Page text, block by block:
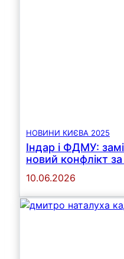
НОВИНИ КИЄВА 2025
Індар і ФДМУ:
новий конфлікт
10.06.2026